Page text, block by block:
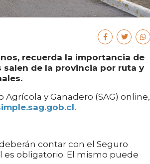
recuerda la importancia de
de la provincia por ruta y
y Ganadero (SAG) online,
contar con el Seguro
es obligatorio. El mismo puede